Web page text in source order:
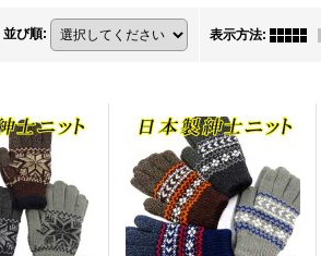
並び順: 表示方法: